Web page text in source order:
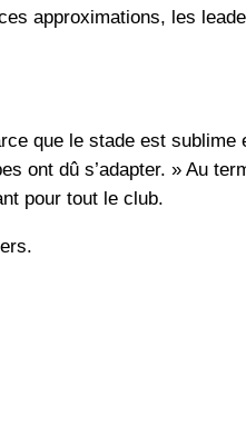
approximations, les
que le stade est sublime
ont dû s’adapter. » Au
pour tout le club.